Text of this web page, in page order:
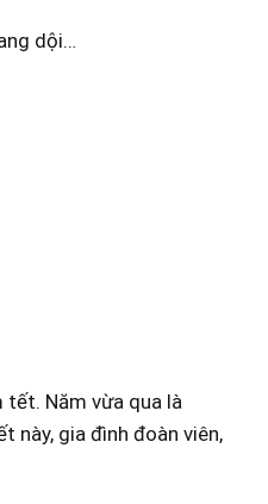
dội…
tết. Năm vừa qua là
này, gia đình đoàn viên,